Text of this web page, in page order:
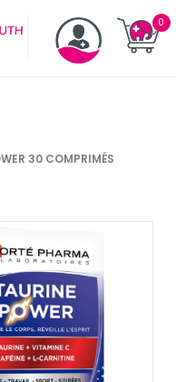
30 COMPRIMÉS